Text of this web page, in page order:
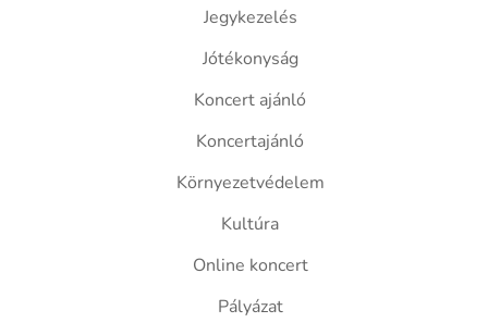
Jegykezelés
Jótékonyság
Koncert ajánló
Koncertajánló
Környezetvédelem
Kultúra
Online koncert
Pályázat